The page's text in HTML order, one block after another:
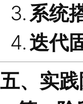
四、
1.诊断